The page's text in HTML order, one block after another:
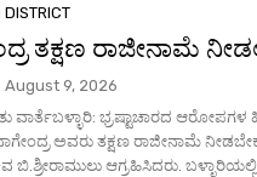
ತಕ್ಷಣ ರಾಜೀನಾಮೆ
August 9, 2026
ವಾರ್ತೆಬಳ್ಳಾರಿ: ಭ್ರಷ್ಟಾಚಾರದ ಆರೋಪಗಳ
ಅವರು ತಕ್ಷಣ ರಾಜೀನಾಮೆ
ಬಿ.ಶ್ರೀರಾಮುಲು ಆಗ್ರಹಿಸಿದರು.